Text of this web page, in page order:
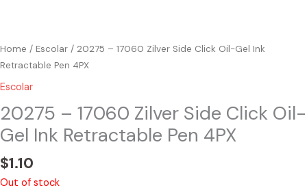
Home / Escolar / 20275 – 17060 Zilver Side Click Oil-Gel Ink
Retractable Pen 4PX
Escolar
20275 – 17060 Zilver Side Click Oil-
Gel Ink Retractable Pen 4PX
$1.10
Out of stock